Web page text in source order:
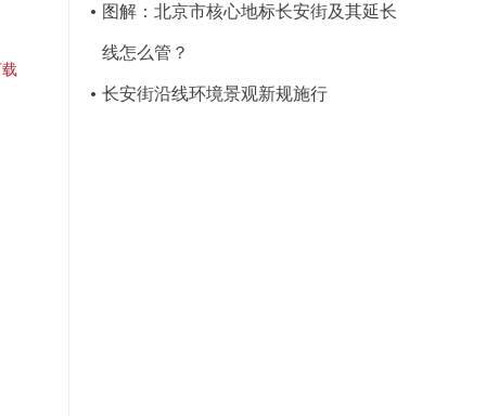
图解：北京市核心地标长安街及其延长
线怎么管？
长安街沿线环境景观新规施行